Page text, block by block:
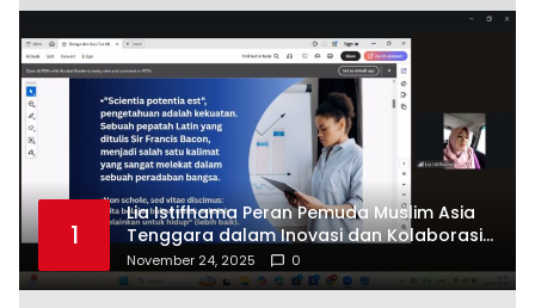
1
Lia Istifhama Peran Pemuda Muslim Asia
Tenggara dalam Inovasi dan Kolaborasi
Internasional
November 24, 2025 0